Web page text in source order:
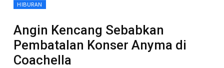
HIBURAN
Angin Kencang Sebabkan
Pembatalan Konser Anyma di
Coachella